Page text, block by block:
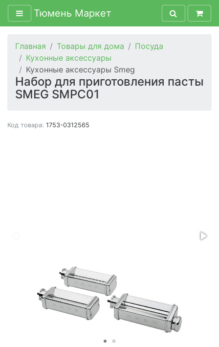
Тюмень Маркет
Главная Товары для дома
Посуда
Кухонные аксессуары
Кухонные аксессуары Smeg
Набор для приготовления пасты
SMEG SMPC01
Код товара: 1753-0312565